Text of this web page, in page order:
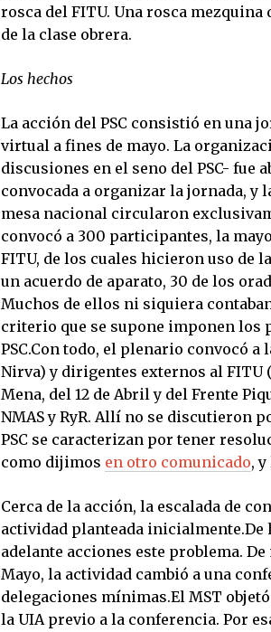
rosca del FITU. Una rosca mezquina
de la clase obrera.
Los hechos
La acción del PSC consistió en una
virtual a fines de mayo. La
discusiones en el seno del PSC- fue
convocada a organizar la jornada, y
mesa nacional circularon
convocó a 300 participantes, la
FITU, de los cuales hicieron uso de
un acuerdo de aparato, 30 de los
Muchos de ellos ni siquiera
criterio que se supone imponen los
PSC.Con todo, el plenario convocó
Nirva) y dirigentes externos al FITU
Mena, del 12 de Abril y del Frente
NMAS y RyR. Allí no se discutieron
PSC se caracterizan por tener
como dijimos en otro comunicado,
Cerca de la acción, la escalada de
actividad planteada inicialmente.De
adelante acciones este problema.
Mayo, la actividad cambió a una
delegaciones mínimas.El MST
la UIA previo a la conferencia. Por